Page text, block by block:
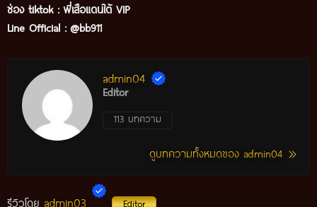
ช่อง tiktok : พี่เสือแดนใต้ VIP
Line Official : @bb911
admin04
Editor
113 บทความ
ดูบทความทั้งหมดของ admin04
รีวิวโดย admin03 Editor